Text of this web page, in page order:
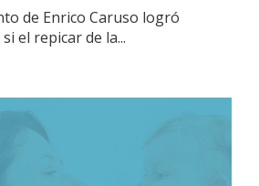
de Enrico Caruso logró
el repicar de la...